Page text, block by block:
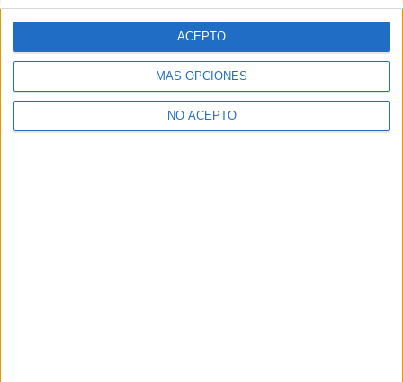
MÁS OPCIONES
NO ACEPTO
ACEPTO